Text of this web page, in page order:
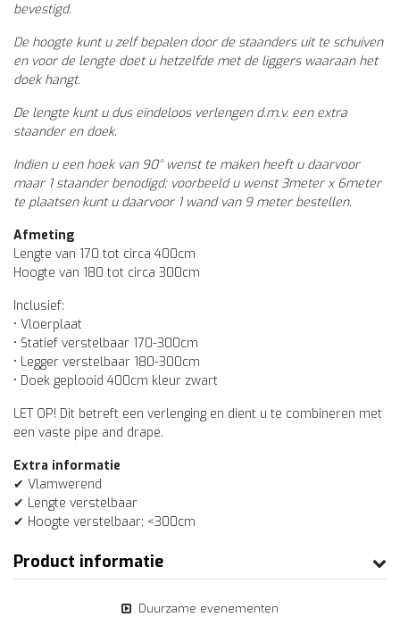
bevestigd.
De hoogte kunt u zelf bepalen door de staanders uit te schuiven
en voor de lengte doet u hetzelfde met de liggers waaraan het
doek hangt.
De lengte kunt u dus eindeloos verlengen d.m.v. een extra
staander en doek.
Indien u een hoek van 90° wenst te maken heeft u daarvoor
maar 1 staander benodigd; voorbeeld u wenst 3meter x 6meter
te plaatsen kunt u daarvoor 1 wand van 9 meter bestellen.
Afmeting
Lengte van 170 tot circa 400cm
Hoogte van 180 tot circa 300cm
Inclusief:
• Vloerplaat
• Statief verstelbaar 170-300cm
• Legger verstelbaar 180-300cm
• Doek geplooid 400cm kleur zwart
LET OP! Dit betreft een verlenging en dient u te combineren met
een vaste pipe and drape.
Extra informatie
✔ Vlamwerend
✔ Lengte verstelbaar
✔ Hoogte verstelbaar; <300cm
Product informatie
Duurzame evenementen